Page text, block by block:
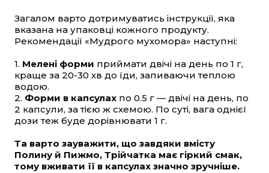
Загалом варто дотримуватись інструкції, яка
вказана на упаковці кожного продукту.
Рекомендації «Мудрого мухомора» наступні:
1. Мелені форми приймати двічі на день по 1 г,
краще за 20-30 хв до їди, запиваючи теплою
водою.
2. Форми в капсулах по 0.5 г — двічі на день, по
2 капсули, за тією ж схемою. По суті, вага однієї
дози теж буде дорівнювати 1 г.
Та варто зауважити, що завдяки вмісту
Полину й Пижмо, Трійчатка має гіркий смак,
тому вживати її в капсулах значно зручніше.